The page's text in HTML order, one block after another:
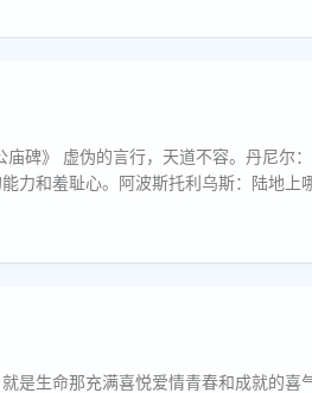
碑》 虚伪的言行，天道不容。丹尼尔
力和羞耻心。阿波斯托利乌斯：陆地上
是生命那充满喜悦爱情青春和成就的